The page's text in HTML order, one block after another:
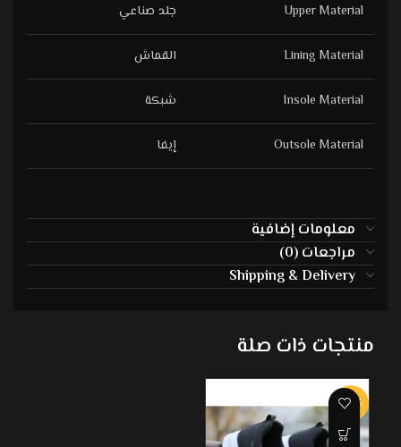
Upper Material جلد صناعي
Lining Material القماش
Insole Material شبكة
Outsole Material إيفا
معلومات إضافية
مراجعات (0)
Shipping & Delivery
منتجات ذات صلة
-36%